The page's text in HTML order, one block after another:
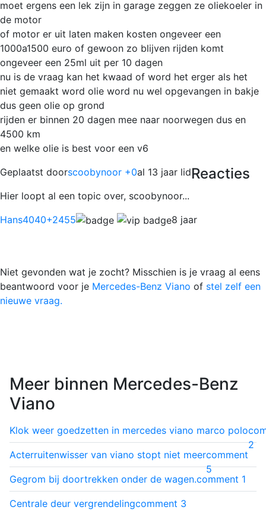
moet ergens een lek zijn in garage zeggen ze oliekoeler in
de motor
of motor er uit laten maken kosten ongeveer een
1000a1500 euro of gewoon zo blijven rijden komt
ongeveer een 25ml uit per 10 dagen
nu is de vraag kan het kwaad of word het erger als het
niet gemaakt word olie word nu wel opgevangen in bakje
dus geen olie op grond
rijden er binnen 20 dagen mee naar noorwegen dus en
4500 km
en welke olie is best voor een v6
Geplaatst doorscoobynoor +0al 13 jaar lidReacties
Hier loopt al een topic over, scoobynoor...
Hans4040+2455 8 jaar
Niet gevonden wat je zocht? Misschien is je vraag al eens
beantwoord voor je Mercedes-Benz Viano of stel zelf een
nieuwe vraag.
Meer binnen Mercedes-Benz
Viano
Klok weer goedzetten in mercedes viano marco polo
2
Acterruitenwisser van viano stopt niet meercomment
5
Gegrom bij doortrekken onder de wagen.comment 1
Centrale deur vergrendelingcomment 3